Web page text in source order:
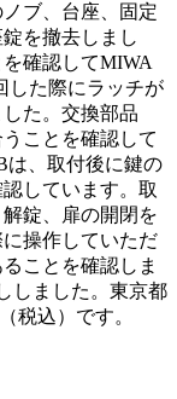
ブ、台座、固定
を撤去しまし
確認してMIWA
した際にラッチが
た。交換部品
ことを確認して
は、取付後に鍵の
しています。取
錠、扉の開閉を
操作していただ
ことを確認しま
しました。東京都
税込）です。